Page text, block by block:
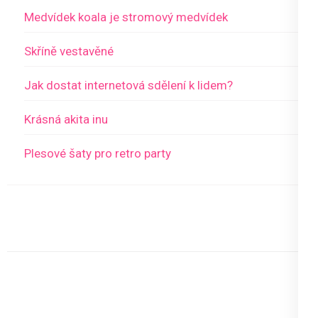
Medvídek koala je stromový medvídek
Skříně vestavěné
Jak dostat internetová sdělení k lidem?
Krásná akita inu
Plesové šaty pro retro party